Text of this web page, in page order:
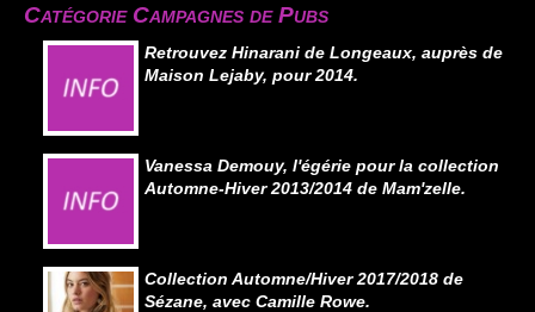
Catégorie Campagnes de Pubs
Retrouvez Hinarani de Longeaux, auprès de
Maison Lejaby, pour 2014.
Vanessa Demouy, l'égérie pour la collection
Automne-Hiver 2013/2014 de Mam'zelle.
Collection Automne/Hiver 2017/2018 de
Sézane, avec Camille Rowe.